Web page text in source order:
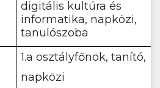
digitális kultúra és
informatika, napközi,
tanulószoba
1.a osztályfőnök, tanító,
napközi